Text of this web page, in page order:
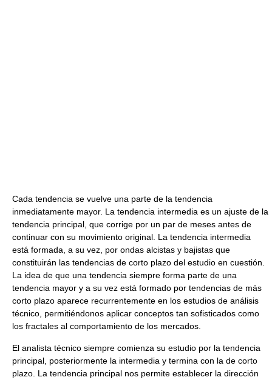
Cada tendencia se vuelve una parte de la tendencia
inmediatamente mayor. La tendencia intermedia es un ajuste de la
tendencia principal, que corrige por un par de meses antes de
continuar con su movimiento original. La tendencia intermedia
está formada, a su vez, por ondas alcistas y bajistas que
constituirán las tendencias de corto plazo del estudio en cuestión.
La idea de que una tendencia siempre forma parte de una
tendencia mayor y a su vez está formado por tendencias de más
corto plazo aparece recurrentemente en los estudios de análisis
técnico, permitiéndonos aplicar conceptos tan sofisticados como
los fractales al comportamiento de los mercados.
El analista técnico siempre comienza su estudio por la tendencia
principal, posteriormente la intermedia y termina con la de corto
plazo. La tendencia principal nos permite establecer la dirección